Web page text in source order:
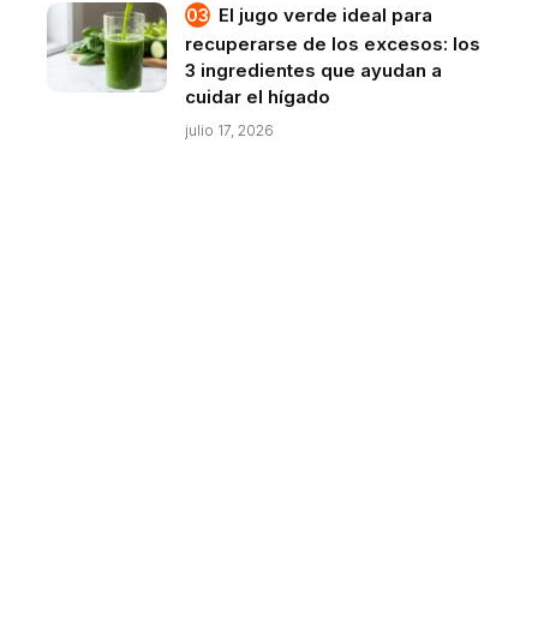
El jugo verde ideal para
recuperarse de los excesos: los
3 ingredientes que ayudan a
cuidar el hígado
julio 17, 2026